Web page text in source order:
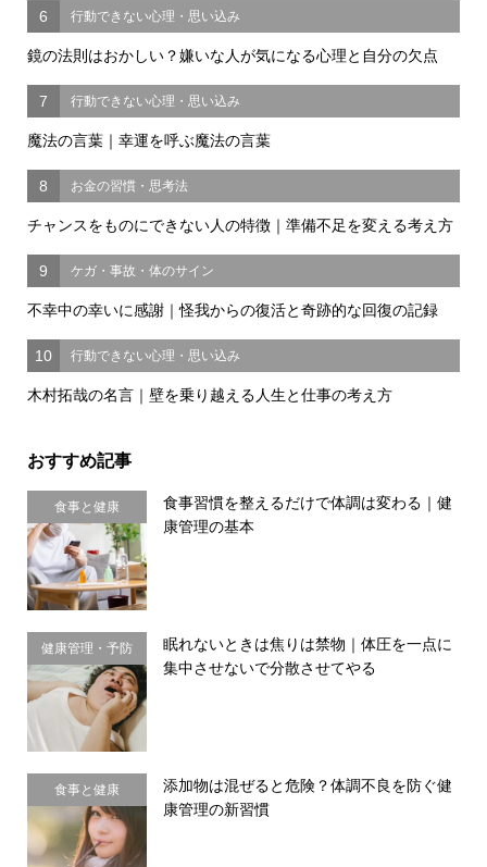
6 行動できない心理・思い込み
鏡の法則はおかしい？嫌いな人が気になる心理と自分の欠点
7 行動できない心理・思い込み
魔法の言葉｜幸運を呼ぶ魔法の言葉
8 お金の習慣・思考法
チャンスをものにできない人の特徴｜準備不足を変える考え方
9 ケガ・事故・体のサイン
不幸中の幸いに感謝｜怪我からの復活と奇跡的な回復の記録
10 行動できない心理・思い込み
木村拓哉の名言｜壁を乗り越える人生と仕事の考え方
おすすめ記事
食事と健康
食事習慣を整えるだけで体調は変わる｜健
康管理の基本
健康管理・予防
習慣
眠れないときは焦りは禁物｜体圧を一点に
集中させないで分散させてやる
食事と健康
添加物は混ぜると危険？体調不良を防ぐ健
康管理の新習慣